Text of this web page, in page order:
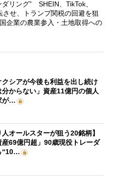
リング” SHEIN、TikTok、
せ、トランプ関税の回避を狙
企業の農業参入・土地取得への
クシアが今後も利益を出し続け
分からない」資産11億円の個人
が…
人オールスターが狙う20銘柄】
産69億円超」90歳現役トレーダ
“10…